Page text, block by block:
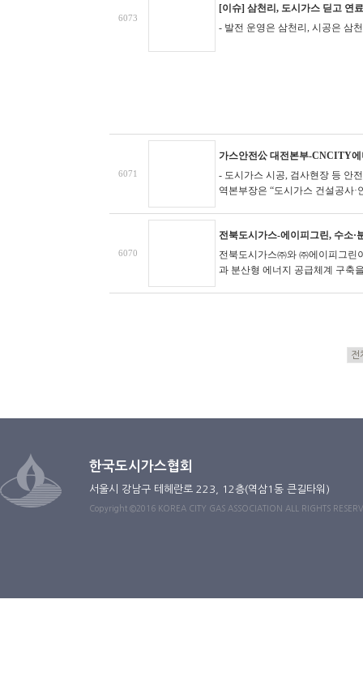
6073
[이슈] 삼천리, 도시가스 딛고 연
- 발전 운영은 삼천리, 시공은 삼
6071
가스안전公 대전본부-CNCITY
- 도시가스 시공, 검사현장 등 안
역본부장은 “도시가스 건설공사
6070
전북도시가스-에이피그린, 수소·
전북도시가스㈜와 ㈜에이피그린
과 분산형 에너지 공급체계 구축
한국도시가스협회
서울시 강남구 테헤란로 223, 12층(역삼1동 큰길타워)
Copyright ©2016 KOREA CITY GAS ASSOCIATION ALL RIGHTS